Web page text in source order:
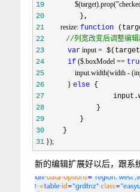
19
20
21
         resize:
function
22
//列宽改变后调整编
23
var input =
24
if ($.boxModel ==
25
input.width(width -
26
             }
else
27
28
29
30
31 });
新的编辑扩展好以后，跟系